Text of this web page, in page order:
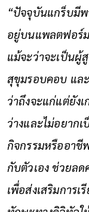
“ปัจจุบันแกร็บมี
อยู่บนแพลตฟอร์
แม้จะว่าจะเป็นผู้
สุขุมรอบคอบ แล
ว่าถึงจะแก่แต่ยัง
ว่างและไม่อยาก
กิจกรรมหรืออาชี
กับตัวเอง ช่วยลด
เพื่อส่งเสริมการ